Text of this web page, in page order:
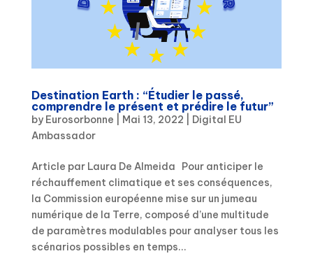
Destination Earth : “Étudier le passé,
comprendre le présent et prédire le futur”
by Eurosorbonne Mai 13, 2022
Digital EU
Ambassador
Article par Laura De Almeida Pour anticiper le
réchauffement climatique et ses conséquences,
la Commission européenne mise sur un jumeau
numérique de la Terre, composé d’une multitude
de paramètres modulables pour analyser tous les
scénarios possibles en temps...